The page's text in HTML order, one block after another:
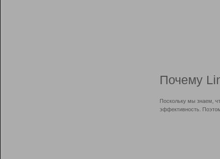
Почему
Поскольку мы знаем,
эффективность.